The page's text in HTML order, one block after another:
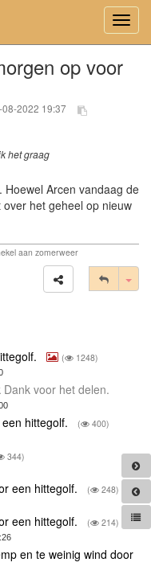
op voor
2022 19:37
het graag
Arcen vandaag de
het geheel op nieuw
aan zomerweer
( 1248)
voor het delen.
hittegolf. ( 400)
344)
een hittegolf. ( 248)
een hittegolf. ( 214)
en te weinig wind door